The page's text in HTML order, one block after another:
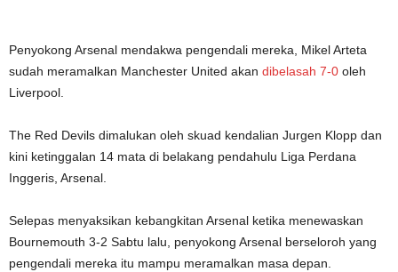
Penyokong Arsenal mendakwa pengendali mereka, Mikel Arteta
sudah meramalkan Manchester United akan dibelasah 7-0 oleh
Liverpool.
The Red Devils dimalukan oleh skuad kendalian Jurgen Klopp dan
kini ketinggalan 14 mata di belakang pendahulu Liga Perdana
Inggeris, Arsenal.
Selepas menyaksikan kebangkitan Arsenal ketika menewaskan
Bournemouth 3-2 Sabtu lalu, penyokong Arsenal berseloroh yang
pengendali mereka itu mampu meramalkan masa depan.